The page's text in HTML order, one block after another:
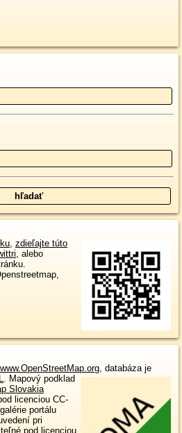
, zdieľajte túto
, alebo
www.OpenStreetMap.org, databáza je
. Mapový podklad
Slovakia
licenciou CC-
portálu
pri
pod licenciou